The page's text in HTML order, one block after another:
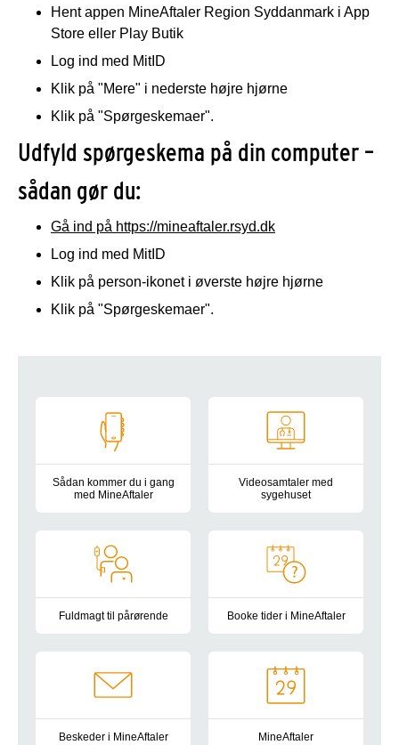
Hent appen MineAftaler Region Syddanmark i App
Store eller Play Butik
Log ind med MitID
Klik på "Mere" i nederste højre hjørne
Klik på "Spørgeskemaer".
Udfyld spørgeskema på din computer –
sådan gør du:
Gå ind på https://mineaftaler.rsyd.dk
Log ind med MitID
Klik på person-ikonet i øverste højre hjørne
Klik på "Spørgeskemaer".
Sådan kommer du i gang
med MineAftaler
Videosamtaler med
sygehuset
Fuldmagt til pårørende Booke tider i MineAftaler
Beskeder i MineAftaler MineAftaler